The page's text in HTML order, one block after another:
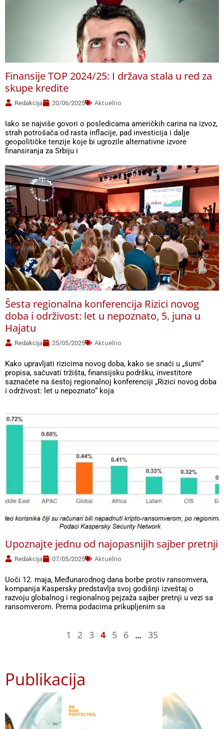
Finansije TOP 2024/25: I država stala u red za
skupe kredite
Redakcija 20/06/2025 Aktuelno
Iako se najviše govori o posledicama američkih carina na izvoz,
strah potrošača od rasta inflacije, pad investicija i dalje
geopolitičke tenzije koje bi ugrozile alternativne izvore
finansiranja za Srbiju i
Šesta regionalna konferencija Rizici novog
doba i održivost: let u nepoznato, 5. juna u
Hajatu
Redakcija 25/05/2025 Aktuelno
Kako upravljati rizicima novog doba, kako se snaći u „šumi“
propisa, sačuvati tržišta, finansijsku podršku, investitore
saznaćete na šestoj regionalnoj konferenciji „Rizici novog doba
i održivost: let u nepoznato“ koja
Upoznajte jednu od najopasnijih sajber pretnji
Redakcija 07/05/2025 Aktuelno
Uoči 12. maja, Međunarodnog dana borbe protiv ransomvera,
kompanija Kaspersky predstavlja svoj godišnji izveštaj o
razvoju globalnog i regionalnog pejzaža sajber pretnji u vezi sa
ransomverom. Prema podacima prikupljenim sa
1 2 3 4 5 6 … 35
Publikacija